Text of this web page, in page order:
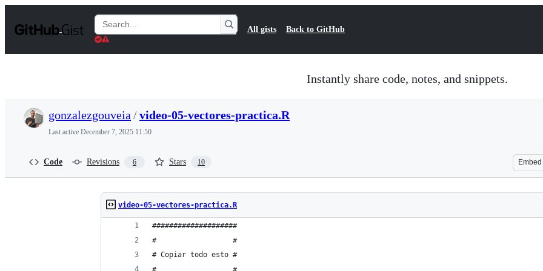
t
Search
Gists
All gists Back to GitHub
Instantly share code, notes, and snippets.
gonzalezgouveia /video-05-vectores-practica.R
Last active December 7, 2025 11:50
Code Revisions 6 Stars 10 Embed
video-05-vectores-practica.R
####################
#                  #
# Copiar todo esto #
#                  #